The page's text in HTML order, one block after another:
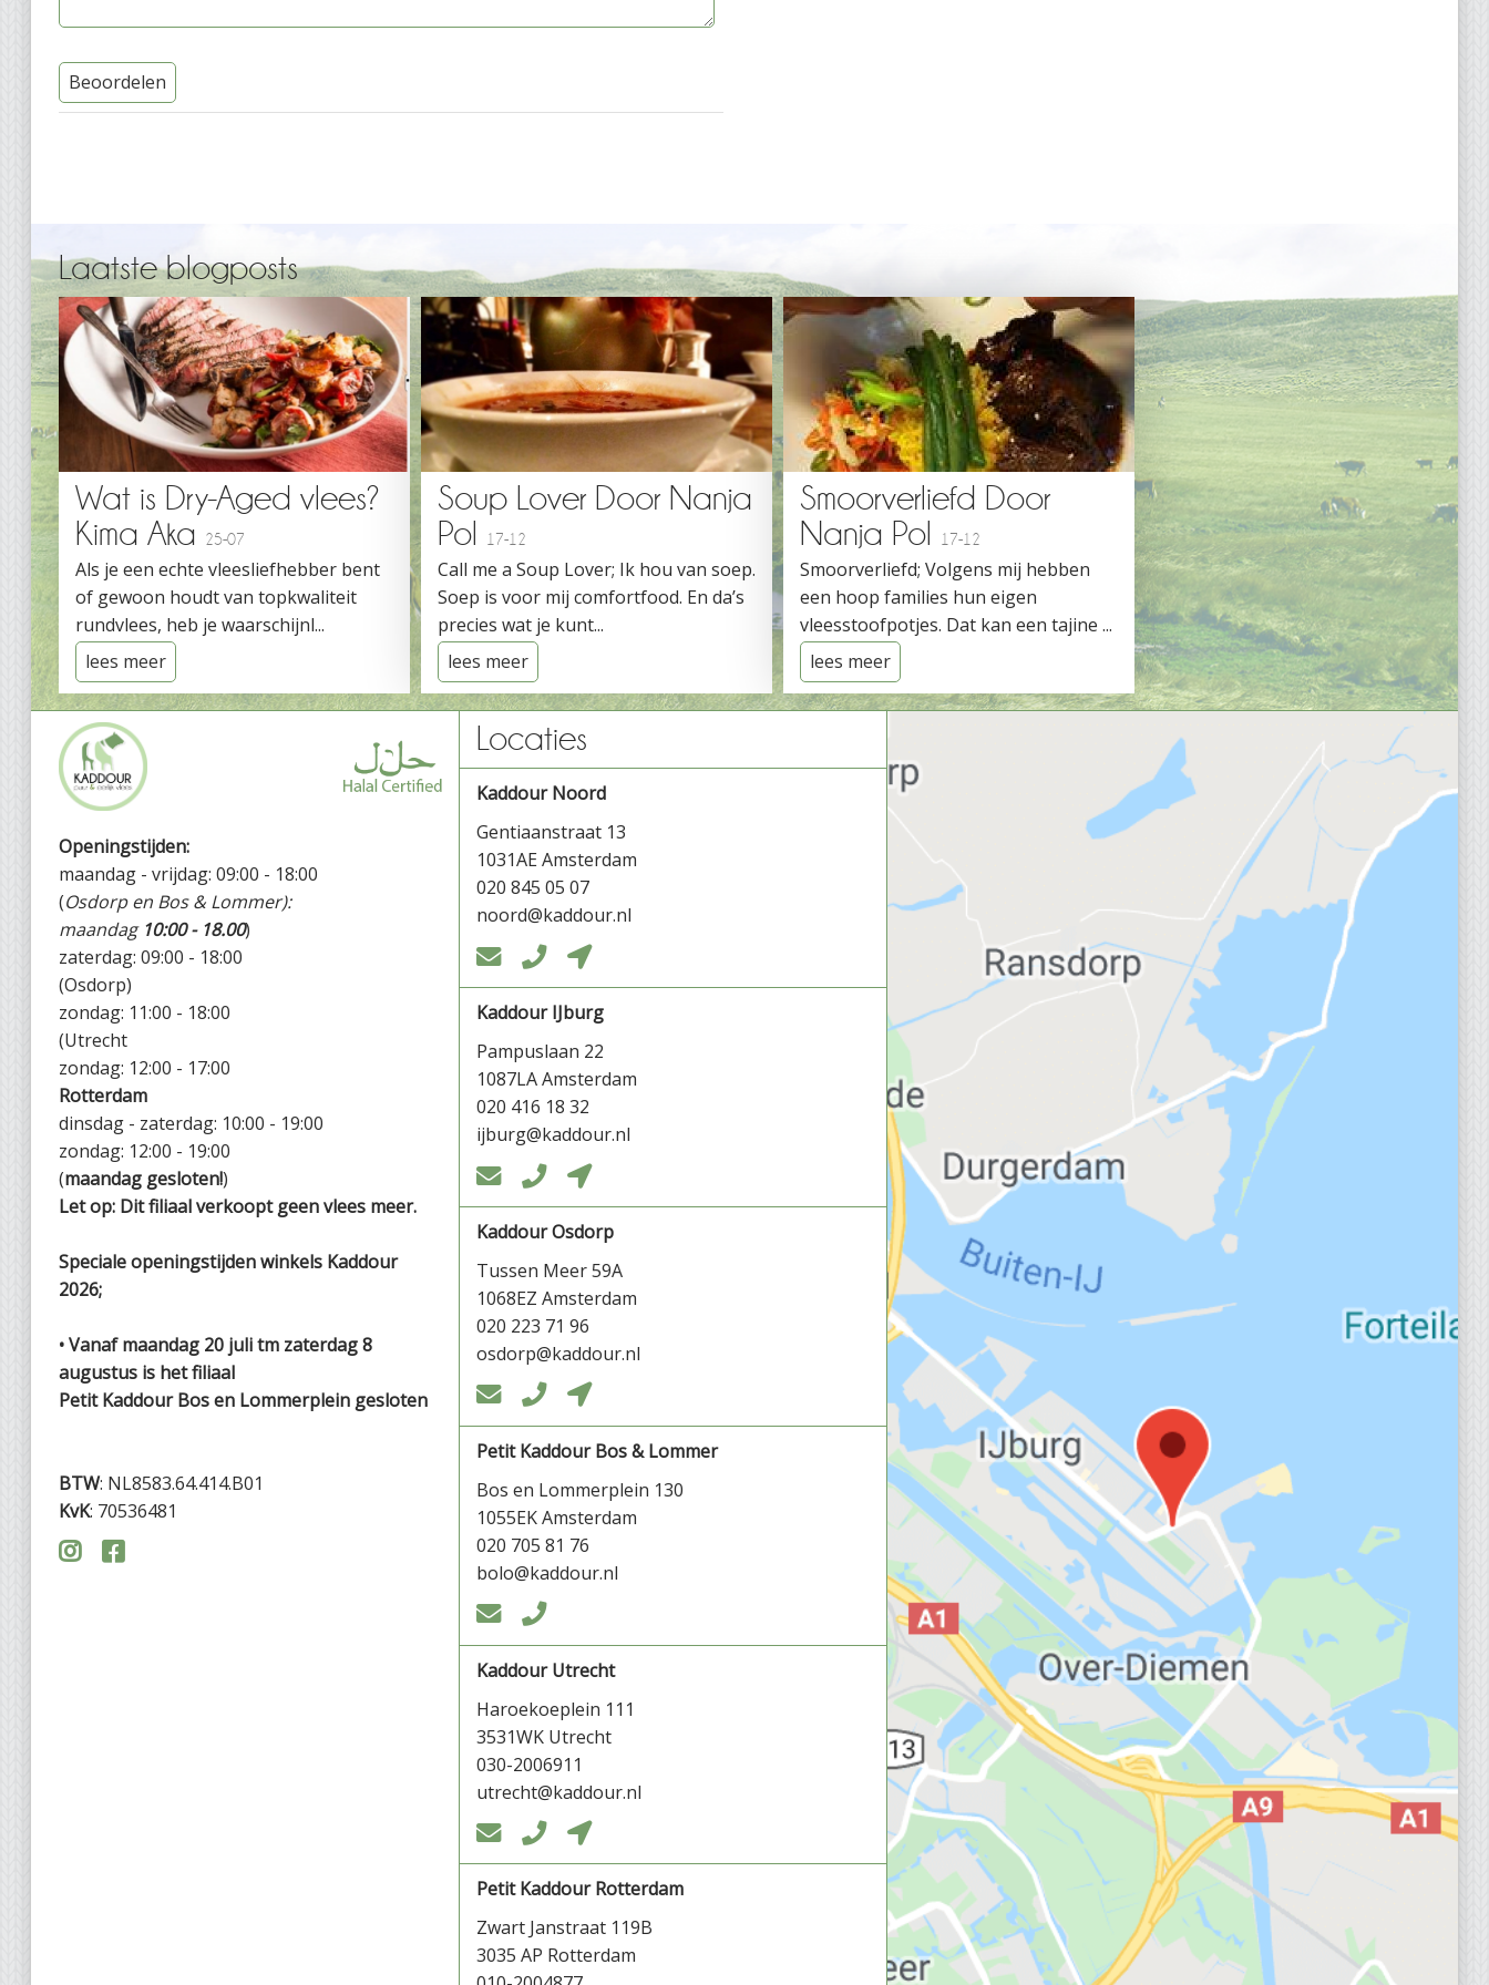
Beoordelen
Laatste blogposts
Wat is Dry-Aged vlees?
Kima Aka
25-07
Als je een echte vleesliefhebber bent
of gewoon houdt van topkwaliteit
rundvlees, heb je waarschijnl...
lees meer
Soup Lover Door Nanja
Pol
17-12
Call me a Soup Lover; Ik hou van soep.
Soep is voor mij comfortfood. En da’s
precies wat je kunt...
lees meer
Smoorverliefd Door
Nanja Pol
17-12
Smoorverliefd; Volgens mij hebben
een hoop families hun eigen
vleesstoofpotjes. Dat kan een tajine ...
lees meer
Openingstijden:
maandag - vrijdag: 09:00 - 18:00
(Osdorp en Bos & Lommer):
maandag 10:00 - 18.00)
zaterdag: 09:00 - 18:00
(Osdorp)
zondag: 11:00 - 18:00
(Utrecht
zondag: 12:00 - 17:00
Rotterdam
dinsdag - zaterdag: 10:00 - 19:00
zondag: 12:00 - 19:00
(maandag gesloten!)
Let op: Dit filiaal verkoopt geen vlees meer.
Speciale openingstijden winkels Kaddour
2026;
• Vanaf maandag 20 juli tm zaterdag 8
augustus is het filiaal
Petit Kaddour Bos en Lommerplein gesloten
BTW: NL8583.64.414.B01
KvK: 70536481
 
Locaties
Kaddour Noord
Gentiaanstraat 13
1031AE Amsterdam
020 845 05 07
noord@kaddour.nl
  
Kaddour IJburg
Pampuslaan 22
1087LA Amsterdam
020 416 18 32
ijburg@kaddour.nl
  
Kaddour Osdorp
Tussen Meer 59A
1068EZ Amsterdam
020 223 71 96
osdorp@kaddour.nl
  
Petit Kaddour Bos & Lommer
Bos en Lommerplein 130
1055EK Amsterdam
020 705 81 76
bolo@kaddour.nl
 
Kaddour Utrecht
Haroekoeplein 111
3531WK Utrecht
030-2006911
utrecht@kaddour.nl
  
Petit Kaddour Rotterdam
Zwart Janstraat 119B
3035 AP Rotterdam